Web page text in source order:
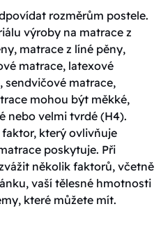
rozměrům postele.
výroby na matrace z
matrace z líné pěny,
matrace, latexové
sendvičové matrace,
mohou být měkké,
nebo velmi tvrdé (H4).
který ovlivňuje
poskytuje. Při
několik faktorů, včetně
vaší tělesné hmotnosti
které můžete mít.